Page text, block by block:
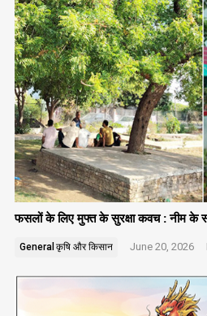
फसलों के लिए मुफ्त के सुरक्षा कवच : नीम के
General कृषि और किसान June 20, 2026